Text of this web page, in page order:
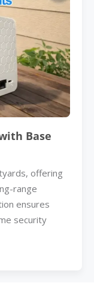
Base
offering
range
ensures
security